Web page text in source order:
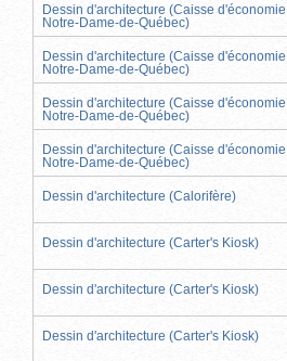
Dessin d'architecture (Caisse d'économie
Notre-Dame-de-Québec)
Dessin d'architecture (Caisse d'économie
Notre-Dame-de-Québec)
Dessin d'architecture (Caisse d'économie
Notre-Dame-de-Québec)
Dessin d'architecture (Caisse d'économie
Notre-Dame-de-Québec)
Dessin d'architecture (Calorifère)
Dessin d'architecture (Carter's Kiosk)
Dessin d'architecture (Carter's Kiosk)
Dessin d'architecture (Carter's Kiosk)